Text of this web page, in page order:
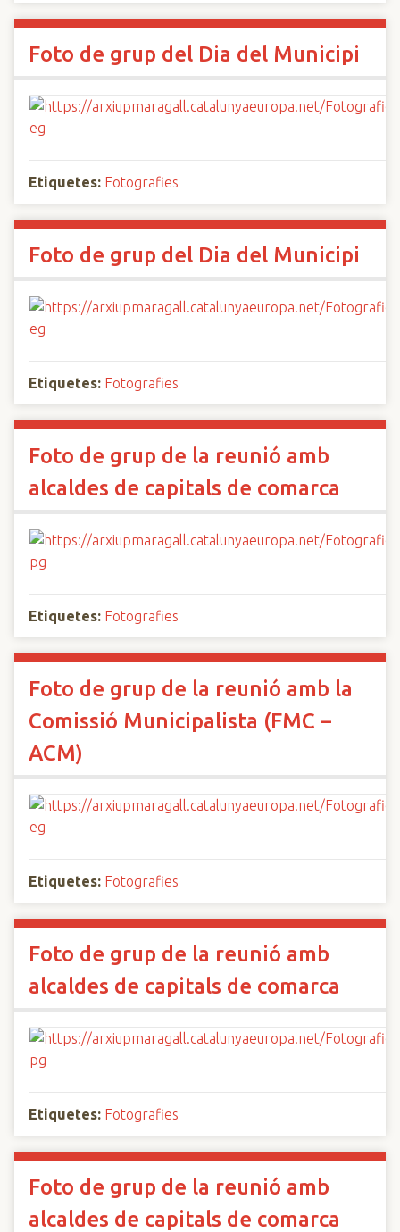
Foto de grup del Dia del Municipi
Etiquetes: Fotografies
Foto de grup del Dia del Municipi
Etiquetes: Fotografies
Foto de grup de la reunió amb
alcaldes de capitals de comarca
Etiquetes: Fotografies
Foto de grup de la reunió amb la
Comissió Municipalista (FMC –
ACM)
Etiquetes: Fotografies
Foto de grup de la reunió amb
alcaldes de capitals de comarca
Etiquetes: Fotografies
Foto de grup de la reunió amb
alcaldes de capitals de comarca